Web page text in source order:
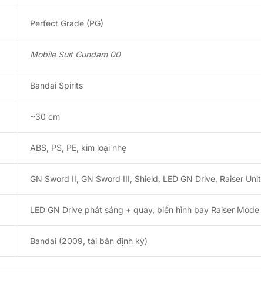
Perfect Grade (PG)
Mobile Suit Gundam 00
Bandai Spirits
~30 cm
ABS, PS, PE, kim loại nhẹ
GN Sword II, GN Sword III, Shield, LED GN Drive, Raiser Unit
LED GN Drive phát sáng + quay, biến hình bay Raiser Mode
Bandai (2009, tái bản định kỳ)